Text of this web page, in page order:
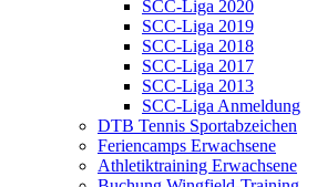
SCC-Liga 2020
SCC-Liga 2019
SCC-Liga 2018
SCC-Liga 2017
SCC-Liga 2013
SCC-Liga Anmeldung
DTB Tennis Sportabzeichen
Feriencamps Erwachsene
Athletiktraining Erwachsene